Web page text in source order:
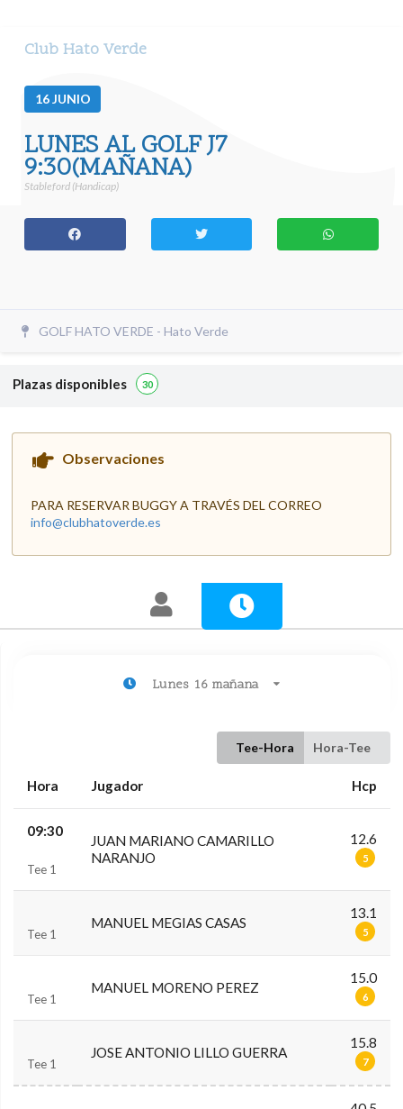
Club Hato Verde
16JUNIO
LUNES AL GOLF J7
9:30(MAÑANA)
Stableford (Handicap)
GOLF HATO VERDE - Hato Verde
Plazas disponibles 30
Observaciones
PARA RESERVAR BUGGY A TRAVÉS DEL CORREO
info@clubhatoverde.es
Lunes 16 mañana
Tee-Hora Hora-Tee
Hora Jugador Hcp
09:30
Tee 1
JUAN MARIANO CAMARILLO
NARANJO
12.6
5
Tee 1
MANUEL MEGIAS CASAS
13.1
5
Tee 1
MANUEL MORENO PEREZ
15.0
6
Tee 1
JOSE ANTONIO LILLO GUERRA
15.8
7